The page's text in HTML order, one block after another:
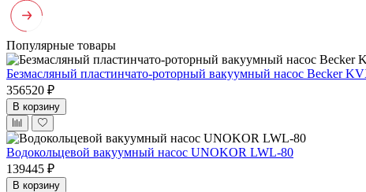
Популярные товары
Безмасляный пластинчато-роторный вакуумный насос Becker
356520 ₽
В корзину
Водокольцевой вакуумный насос UNOKOR LWL-80
139445 ₽
В корзину